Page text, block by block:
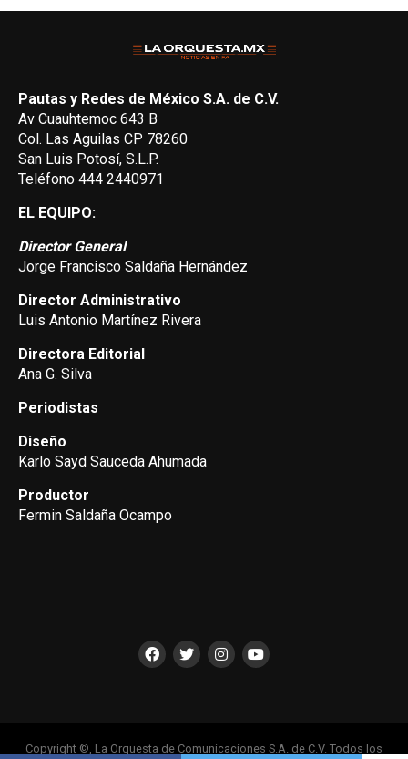
Pautas y Redes de México S.A. de C.V.
Av Cuauhtemoc 643 B
Col. Las Aguilas CP 78260
San Luis Potosí, S.L.P.
Teléfono 444 2440971
EL EQUIPO:
Director General
Jorge Francisco Saldaña Hernández
Director Administrativo
Luis Antonio Martínez Rivera
Directora Editorial
Ana G. Silva
Periodistas
Diseño
Karlo Sayd Sauceda Ahumada
Productor
Fermin Saldaña Ocampo
Copyright ©, La Orquesta de Comunicaciones S.A. de C.V. Todos los